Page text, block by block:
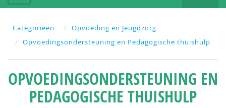
Categoriëen
Opvoeding en Jeugdzorg
Opvoedingsondersteuning en Pedagogische thuishulp
OPVOEDINGSONDERSTEUNING EN
PEDAGOGISCHE THUISHULP